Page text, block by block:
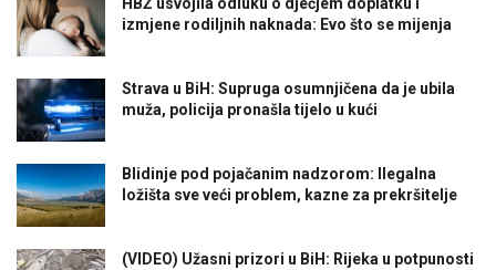
izmjene rodiljnih naknada: Evo što se mijenja
Strava u BiH: Supruga osumnjičena da je ubila
muža, policija pronašla tijelo u kući
Blidinje pod pojačanim nadzorom: Ilegalna
ložišta sve veći problem, kazne za prekršitelje
(VIDEO) Užasni prizori u BiH: Rijeka u potpunosti